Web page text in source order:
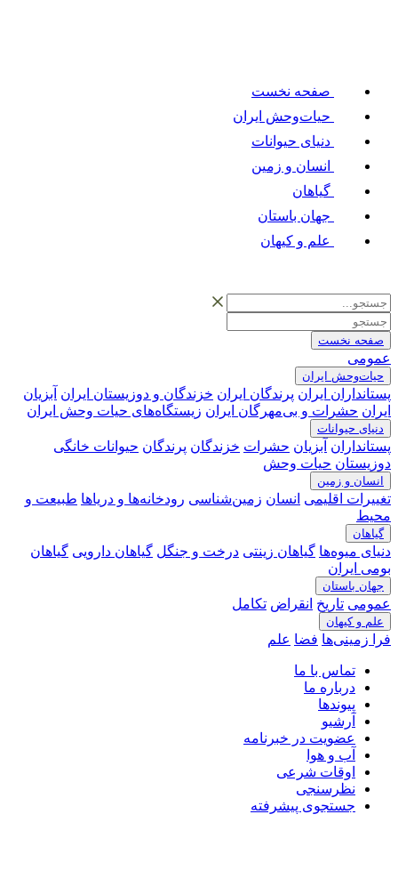
صفحه نخست
حیات‌وحش ایران
دنیای حیوانات
انسان و زمین
گیاهان
جهان باستان
علم و کیهان
صفحه نخست
عمومی
حیات‌وحش ایران
پستانداران ایران پرندگان ایران خزندگان و دوزیستان ایران آبزیان
ایران حشرات و بی‌مهرگان ایران زیستگاه‌های حیات وحش ایران
دنیای حیوانات
پستانداران آبزیان حشرات خزندگان پرندگان حیوانات خانگی
دوزیستان حیات وحش
انسان و زمین
تغییرات اقلیمی انسان زمین‌شناسی رودخانه‎‌ها و دریاها
طبیعت و
محیط
گیاهان
دنیای میوه‌ها گیاهان زینتی درخت و جنگل گیاهان دارویی گیاهان
بومی ایران
جهان باستان
عمومی تاریخ انقراض تکامل
علم و کیهان
فرا زمینی‌ها فضا علم
تماس با ما
درباره ما
پیوندها
آرشیو
عضویت در خبرنامه
آب و هوا
اوقات شرعی
نظرسنجی
جستجوی پیشرفته